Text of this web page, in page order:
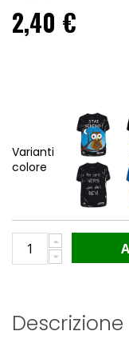
2,40 €
Varianti
colore
Descrizione